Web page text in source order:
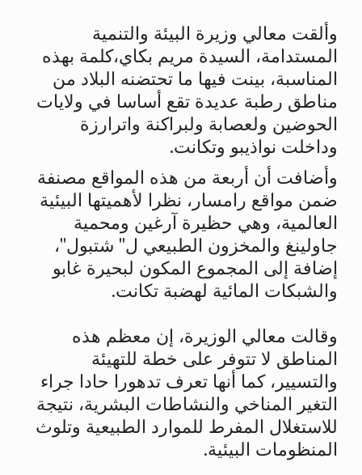
وألقت معالي وزيرة البيئة والتنمية
المستدامة، السيدة مريم بكاي،كلمة بهذه
المناسبة، بينت فيها ما تحتضنه البلاد من
مناطق رطبة عديدة تقع أساسا في ولايات
الحوضين ولعصابة ولبراكنة واترارزة
وداخلت نواذيبو وتكانت.
وأضافت أن أربعة من هذه المواقع مصنفة
ضمن مواقع رامسار، نظرا لأهميتها البيئية
العالمية، وهي حظيرة آرغين ومحمية
جاولينغ والمخزون الطبيعي ل" شتبول"،
إضافة إلى المجموع المكون لبحيرة غابو
والشبكات المائية لهضبة تكانت.
وقالت معالي الوزيرة، إن معظم هذه
المناطق لا تتوفر على خطة للتهيئة
والتسيير، كما أنها تعرف تدهورا حادا جراء
التغير المناخي والنشاطات البشرية، نتيجة
للاستغلال المفرط للموارد الطبيعية وتلوث
المنظومات البيئية.